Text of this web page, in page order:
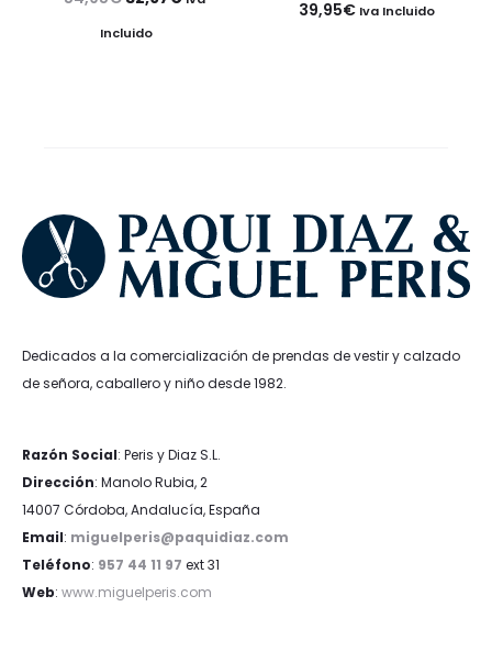
precio
Incluido
39,95€ Iva Incluido
Dedicados a la comercialización de prendas de vestir y calzado
de señora, caballero y niño desde 1982.
Razón Social: Peris y Diaz S.L.
Dirección: Manolo Rubia, 2
14007 Córdoba, Andalucía, España
Email: miguelperis@paquidiaz.com
Teléfono: 957 44 11 97 ext 31
Web: www.miguelperis.com